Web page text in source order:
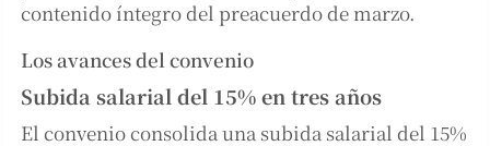
contenido íntegro del preacuerdo de marzo.
Los avances del convenio
Subida salarial del 15% en tres años
El convenio consolida una subida salarial del 15%